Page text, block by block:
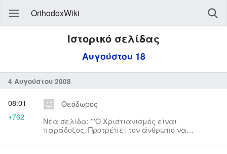
OrthodoxWiki
Ιστορικό σελίδας
Αυγούστου 18
4 Αυγούστου 2008
Θεοδωρος
Νέα σελίδα: '''Ο Χριστιανισμός είναι
παράδοξος. Προτρέπει τον άνθρωπο να
08:01
+762